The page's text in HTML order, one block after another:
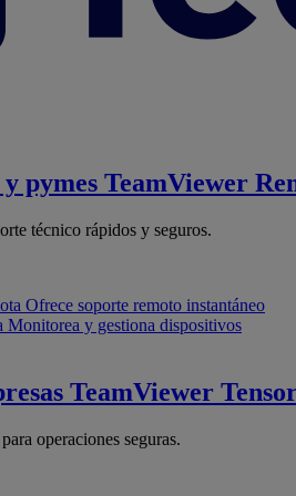
pymes TeamViewer
técnico rápidos y seguros.
Ofrece soporte remoto instantáneo
Monitorea y gestiona dispositivos
TeamViewer Tensor
operaciones seguras.